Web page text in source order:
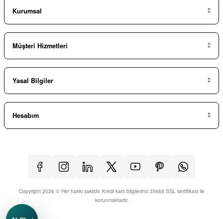
Kurumsal
Müşteri Hizmetleri
Yasal Bilgiler
Hesabım
Copyright 2026 © Her hakkı saklıdır. Kredi kartı bilgileriniz 256bit SSL sertifikası ile
korunmaktadır.